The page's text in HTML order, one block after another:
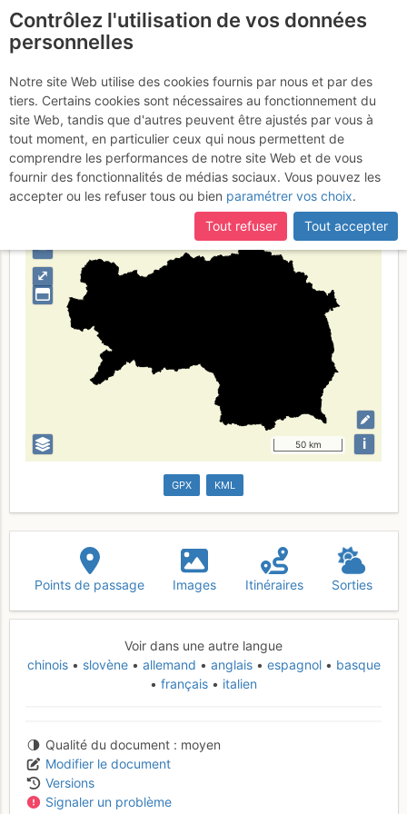
Estíria
Type de région limite administrative
⤢
–
50 km i
GPX KML
Points de passage Images Itinéraires Sorties
Voir dans une autre langue
chinois
slovène allemand anglais espagnol
basque
français
italien
Qualité du document
moyen
Modifier le document
Versions
Signaler un problème
Contrôlez l'utilisation de vos données
personnelles
Notre site Web utilise des cookies fournis par nous et par des
tiers. Certains cookies sont nécessaires au fonctionnement du
site Web, tandis que d'autres peuvent être ajustés par vous à
tout moment, en particulier ceux qui nous permettent de
comprendre les performances de notre site Web et de vous
fournir des fonctionnalités de médias sociaux. Vous pouvez les
accepter ou les refuser tous ou bien paramétrer vos choix.
Tout refuser
Tout accepter